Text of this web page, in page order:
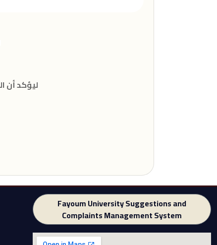
Fayoum University Suggestions and
Complaints Management System